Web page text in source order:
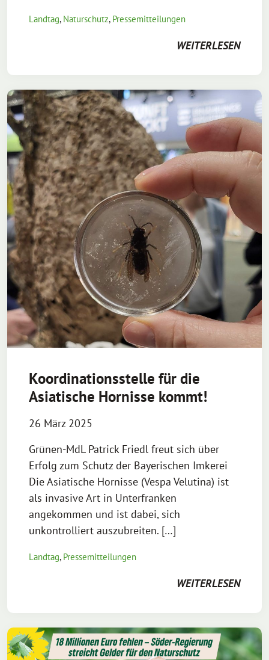
Landtag, Naturschutz, Pressemitteilungen
WEITERLESEN
Koordinationsstelle für die
Asiatische Hornisse kommt!
26 März 2025
Grünen-MdL Patrick Friedl freut sich über
Erfolg zum Schutz der Bayerischen Imkerei
Die Asiatische Hornisse (Vespa Velutina) ist
als invasive Art in Unterfranken
angekommen und ist dabei, sich
unkontrolliert auszubreiten. […]
Landtag, Pressemitteilungen
WEITERLESEN